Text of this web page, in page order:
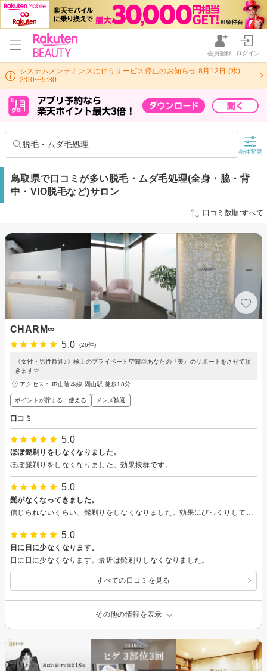
会員登録 ログイン
システムメンテナンスに伴うサービス停止のお知らせ 8月12日 (水)
2:00〜5:30
脱毛・ムダ毛処理
条件変更
鳥取県で口コミが多い脱毛・ムダ毛処理(全身・脇・背
中・VIO脱毛など)サロン
口コミ数順:すべて
CHARM∞
5.0
(26件)
《女性・男性歓迎♪》極上のプライベート空間◎あなたの『美』のサポートをさせて頂
きます☆
アクセス：JR山陰本線 湖山駅 徒歩18分
ポイントが貯まる・使える メンズ歓迎
口コミ
5.0
ほぼ髭剃りをしなくなりました。
ほぼ髭剃りをしなくなりました。効果抜群です。
5.0
髭がなくなってきました。
5.0
日に日に少なくなります。
日に日に少なくなります。最近は髭剃りしなくなりました。
すべての口コミを見る
その他の情報を表示